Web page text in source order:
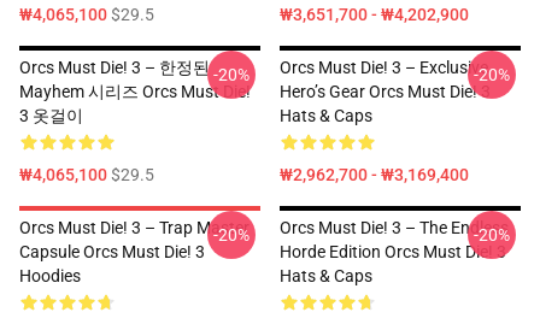
₩4,065,100$29.5 ₩3,651,700 - ₩4,202,900
Orcs Must Die! 3 – 한정된
Mayhem 시리즈 Orcs Must Die!
3 옷걸이
₩4,065,100$29.5
-20%
Orcs Must Die! 3 – Exclusive
Hero’s Gear Orcs Must Die! 3
Hats & Caps
₩2,962,700 - ₩3,169,400
-20%
Orcs Must Die! 3 – Trap Master
Capsule Orcs Must Die! 3
Hoodies
-20%
Orcs Must Die! 3 – The Endless
Horde Edition Orcs Must Die! 3
Hats & Caps
-20%